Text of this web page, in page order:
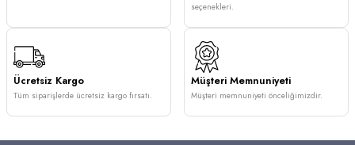
seçenekleri.
Ücretsiz Kargo
Tüm siparişlerde ücretsiz kargo fırsatı.
Müşteri Memnuniyeti
Müşteri memnuniyeti önceliğimizdir.